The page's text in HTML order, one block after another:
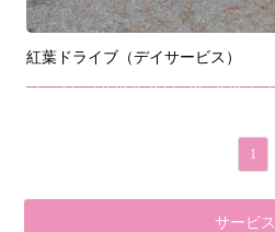
サービス
紅葉ドライブ（デイサービス）
1